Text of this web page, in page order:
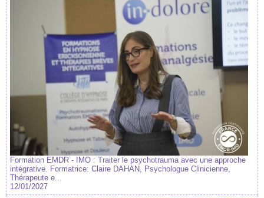
Formation EMDR - IMO : Traiter le psychotrauma avec une approche
intégrative. Formatrice: Claire DAHAN, Psychologue Clinicienne,
Thérapeute e...
12/01/2027